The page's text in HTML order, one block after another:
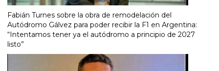
Fabián Turnes sobre la obra de remodelación del
Autódromo Gálvez para poder recibir la F1 en Argentina:
“Intentamos tener ya el autódromo a principio de 2027
listo”